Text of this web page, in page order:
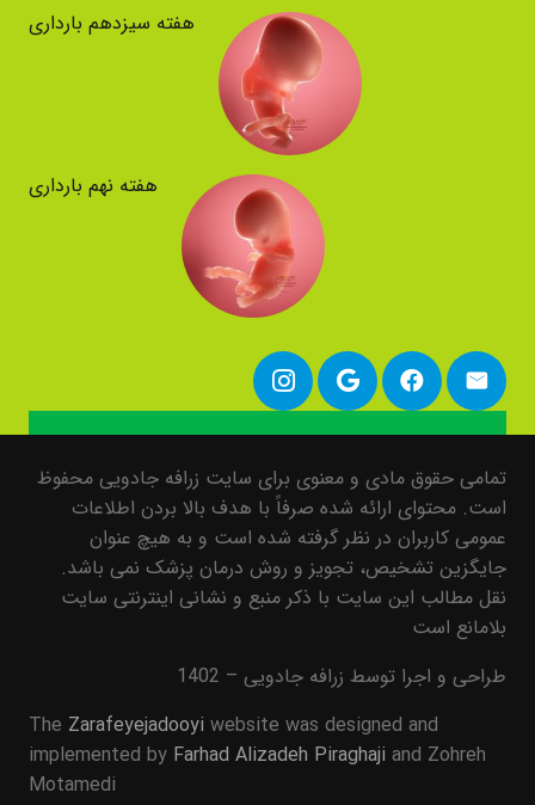
هفته سیزدهم بارداری
هفته نهم بارداری
تمامی حقوق مادی و معنوی برای سایت زرافه جادویی محفوظ
است. محتوای ارائه شده صرفاً با هدف بالا بردن اطلاعات
عمومی کاربران در نظر گرفته شده است و به هیچ عنوان
جایگزین تشخیص، تجویز و روش درمان پزشک نمی باشد.
نقل مطالب این سایت با ذکر منبع و نشانی اینترنتی سایت
بلامانع است
طراحی و اجرا توسط زرافه جادویی – 1402
The Zarafeyejadooyi website was designed and
implemented by Farhad Alizadeh Piraghaji and Zohreh
Motamedi